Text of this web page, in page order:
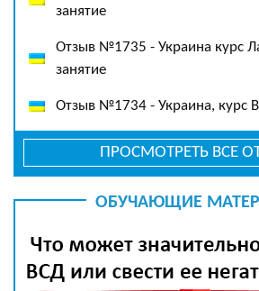
занятие
Отзыв №1735 - Украина курс
занятие
Отзыв №1734 - Украина, курс
ПРОСМОТРЕТЬ ВСЕ
ОБУЧАЮЩИЕ